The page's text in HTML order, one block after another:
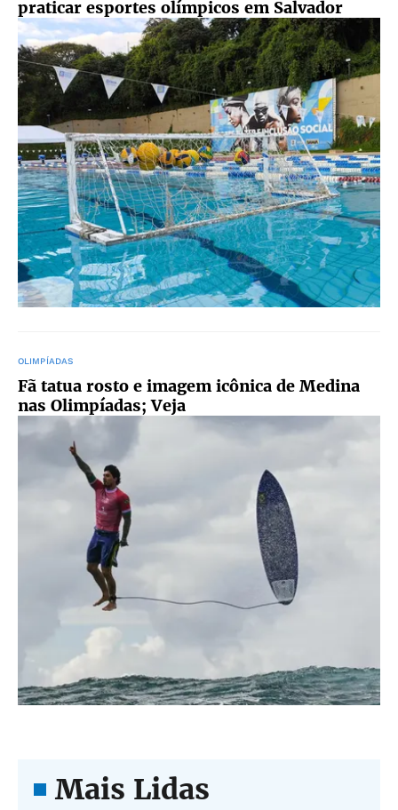
praticar esportes olímpicos em Salvador
OLIMPÍADAS
Fã tatua rosto e imagem icônica de Medina
nas Olimpíadas; Veja
Mais Lidas